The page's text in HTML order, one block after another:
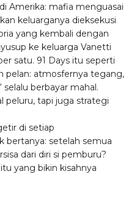
Amerika: mafia menguasai
keluarganya dieksekusi
yang kembali dengan
ke keluarga Vanetti
satu. 91 Days itu seperti
pelan: atmosfernya tegang,
selalu berbayar mahal.
peluru, tapi juga strategi
di setiap
bertanya: setelah semua
dari diri si pemburu?
yang bikin kisahnya